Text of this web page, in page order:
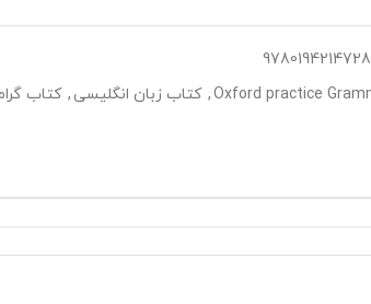
9780194214728
, کتاب زبان انگلیسی , کتاب